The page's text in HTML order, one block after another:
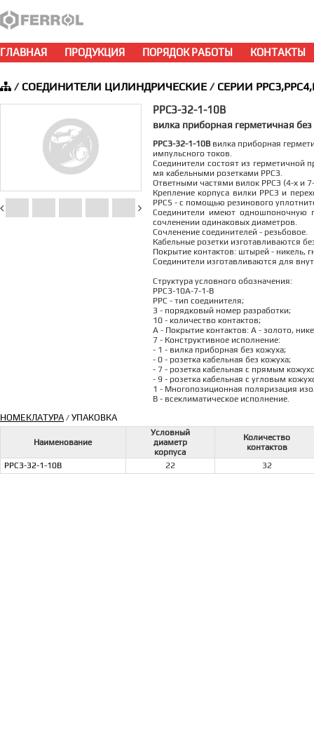
ГЛАВНАЯ ПРОДУКЦИЯ ПОРЯДОК РАБОТЫ КОНТАКТЫ
/ СОЕДИНИТЕЛИ ЦИЛИНДРИЧЕСКИЕ/ СЕРИИ
РРС3-32-1-10В
вилка приборная герметичная
РРС3-32-1-10Ввилка приборная
импульсного токов.
Соединители состоят из герметичной
мя кабельными розетками РРСЗ.
Ответными частями вилок РРСЗ (4-х и
Крепление корпуса вилки РРСЗ и
РРС5 - с помощью резинового
Соединители имеют одношпоночную
сочленении одинаковых диаметров.
Сочленение соединителей - резьбовое.
Кабельные розетки изготавливаются
Покрытие контактов: штырей - никель,
Соединители изготавливаются для
Структура условного обозначения:
РРС3-10А-7-1-В
РРС - тип соединителя;
3 - порядковый номер разработки;
10 - количество контактов;
А - Покрытие контактов: А - золото,
7 - Конструктивное исполнение:
- 1 - вилка приборная без кожуха;
- 0 - розетка кабельная без кожуха;
- 7 - розетка кабельная с прямым
- 9 - розетка кабельная с угловым
1 - Многопозиционная поляризация
В - всеклиматическое исполнение.
НОМЕКЛАТУРА/ УПАКОВКА
Наименование
Условный
диаметр
корпуса
Количество
контактов
РРС3-32-1-10В
22 32